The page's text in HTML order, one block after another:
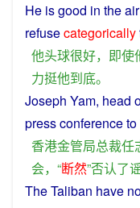
He isgood in the
refusecategorically
他头球很好， 即使
力挺他到底。
Joseph Yam, head
pressconference to
香港金管局总裁任
会，“断然”否认了
TheTaliban have